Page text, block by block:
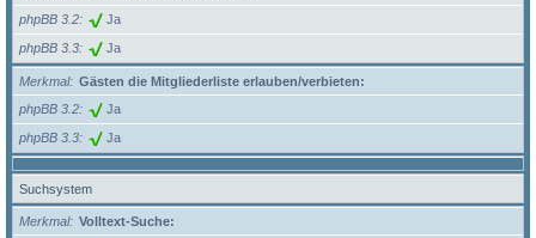
phpBB 3.2
Ja
phpBB 3.3 Ja
Merkmal
Gästen die Mitgliederliste erlauben/verbieten:
phpBB 3.2
Ja
phpBB 3.3 Ja
Suchsystem
Merkmal
Volltext-Suche: